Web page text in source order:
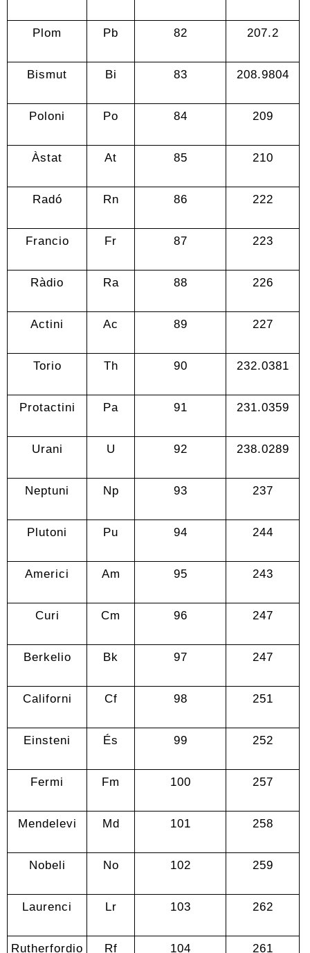
Plom Pb 82 207.2
Bismut Bi 83 208.9804
Poloni Po 84 209
Àstat At 85 210
Radó Rn 86 222
Francio Fr 87 223
Ràdio Ra 88 226
Actini Ac 89 227
Torio Th 90 232.0381
Protactini Pa 91 231.0359
Urani U 92 238.0289
Neptuni Np 93 237
Plutoni Pu 94 244
Americi Am 95 243
Curi Cm 96 247
Berkelio Bk 97 247
Californi Cf 98 251
Einsteni És 99 252
Fermi Fm 100 257
Mendelevi Md 101 258
Nobeli No 102 259
Laurenci Lr 103 262
Rutherfordio Rf 104 261